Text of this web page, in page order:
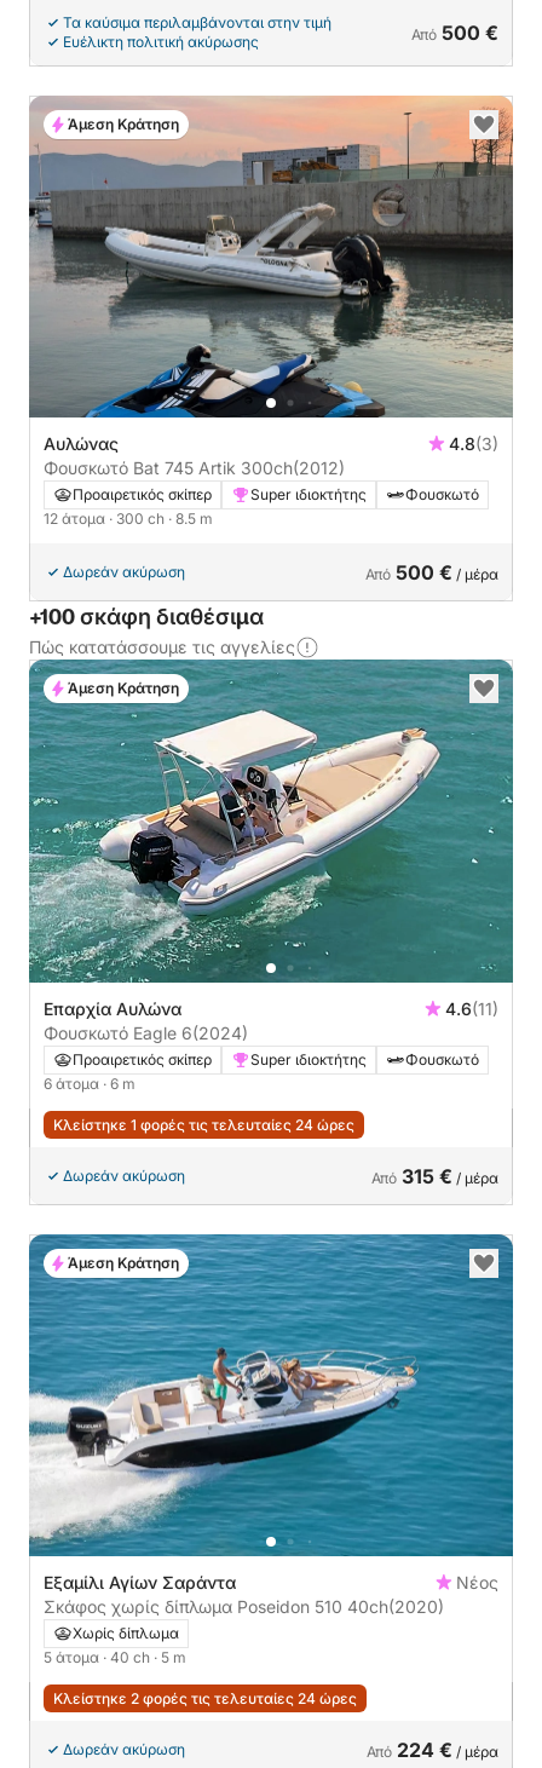
Τα καύσιμα περιλαμβάνονται στην τιμή
Ευέλικτη πολιτική ακύρωσης
Από 500 €
Αυλώνας 4.8(3)
Φουσκωτό Bat 745 Artik 300ch(2012)
Προαιρετικός σκίπερ Super ιδιοκτήτης
Φουσκωτό
12 άτομα · 300 ch · 8.5 m
Δωρεάν ακύρωση Από 500 € / μέρα
Άμεση Κράτηση
+100 σκάφη διαθέσιμα
Πώς κατατάσσουμε τις αγγελίες
Επαρχία Αυλώνα 4.6(11)
Φουσκωτό Eagle 6(2024)
Προαιρετικός σκίπερ Super ιδιοκτήτης
Φουσκωτό
6 άτομα · 6 m
Κλείστηκε 1 φορές τις τελευταίες 24 ώρες
Δωρεάν ακύρωση Από 315 € / μέρα
Άμεση Κράτηση
Εξαμίλι Αγίων Σαράντα
Νέος
Σκάφος χωρίς δίπλωμα Poseidon 510 40ch(2020)
Χωρίς δίπλωμα
5 άτομα · 40 ch · 5 m
Κλείστηκε 2 φορές τις τελευταίες 24 ώρες
Δωρεάν ακύρωση Από 224 € / μέρα
Άμεση Κράτηση